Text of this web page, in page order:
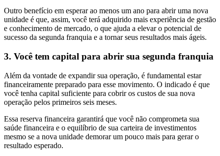
Outro benefício em esperar ao menos um ano para abrir uma nova
unidade é que, assim, você terá adquirido mais experiência de gestão
e conhecimento de mercado, o que ajuda a elevar o potencial de
sucesso da segunda franquia e a tornar seus resultados mais ágeis.
3. Você tem capital para abrir sua segunda franquia
Além da vontade de expandir sua operação, é fundamental estar
financeiramente preparado para esse movimento. O indicado é que
você tenha capital suficiente para cobrir os custos de sua nova
operação pelos primeiros seis meses.
Essa reserva financeira garantirá que você não comprometa sua
saúde financeira e o equilíbrio de sua carteira de investimentos
mesmo se a nova unidade demorar um pouco mais para gerar o
resultado esperado.